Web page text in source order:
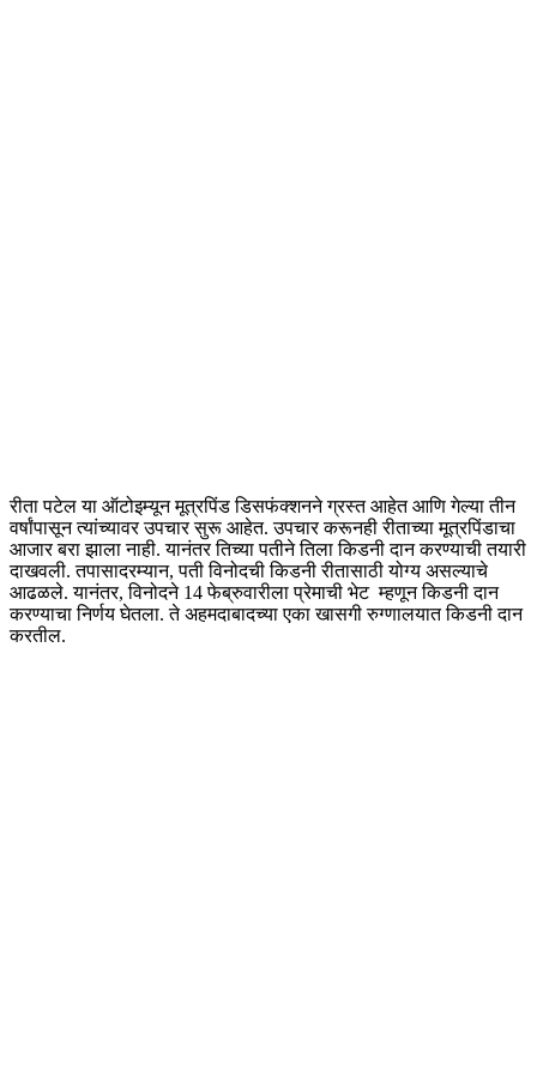
रीता पटेल या ऑटोइम्यून मूत्रपिंड डिसफंक्शनने ग्रस्त आहेत आणि गेल्या तीन
वर्षांपासून त्यांच्यावर उपचार सुरू आहेत. उपचार करूनही रीताच्या मूत्रपिंडाचा
आजार बरा झाला नाही. यानंतर तिच्या पतीने तिलाकिडनीदान करण्याची तयारी
दाखवली. तपासादरम्यान, पती विनोदचीकिडनीरीतासाठी योग्य असल्याचे
आढळले. यानंतर, विनोदने 14 फेब्रुवारीला प्रेमाची भेट म्हणूनकिडनीदान
करण्याचा निर्णय घेतला. ते अहमदाबादच्या एका खासगी रुग्णालयातकिडनीदान
करतील.